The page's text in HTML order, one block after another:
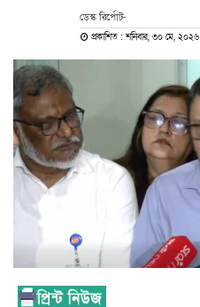
ডেস্ক রির্পোট-
প্রকাশিত : শনিবার, ৩০ মে, ২০২৬